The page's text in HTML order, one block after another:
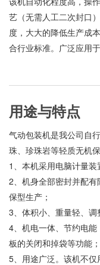
艺（无需人工二次封口
度，大大的降低生产成
合行业标准。广泛应用
用途与特点
气动包装机是我公司自
珠、珍珠岩等轻质无机
1、本机采用电脑计量装
2、机身全部密封并配
保型生产；
3、体积小、重量轻、调
4、机电一体、节约电
板的关闭和掉袋等功能；
5、用途广泛。该机不